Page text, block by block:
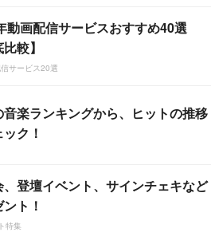
動画配信サービスおすすめ40選
比較】
サービス20選
音楽ランキングから、ヒットの推移
ク！
、登壇イベント、サインチェキなど
ト！
特集